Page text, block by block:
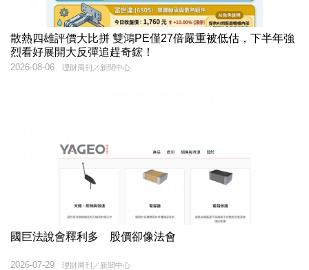
散熱四雄評價大比拼 雙鴻PE僅27倍嚴重被低估，下半年強
烈看好展開大反彈追趕奇鋐！
理財周刊／新聞中心
2026-08-06
國巨法說會釋利多 股價卻像法會
理財周刊／新聞中心
2026-07-29